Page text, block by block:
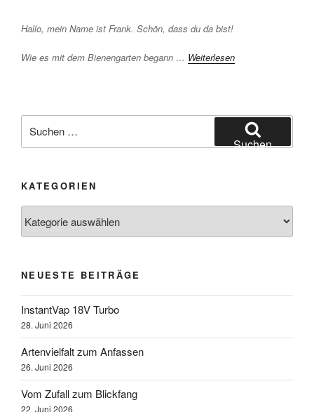
Hallo, mein Name ist Frank. Schön, dass du da bist!
Wie es mit dem Bienengarten begann … Weiterlesen
nach:
Suchen
KATEGORIEN
NEUESTE BEITRÄGE
InstantVap 18V Turbo
28. Juni 2026
Artenvielfalt zum Anfassen
26. Juni 2026
Vom Zufall zum Blickfang
22. Juni 2026